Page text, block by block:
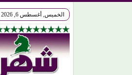
الخميس, أغسطس 6, 2026